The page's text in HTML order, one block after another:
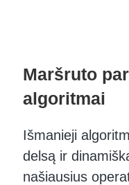
Maršruto
algoritmai
Išmanieji
delsą ir
našiausius